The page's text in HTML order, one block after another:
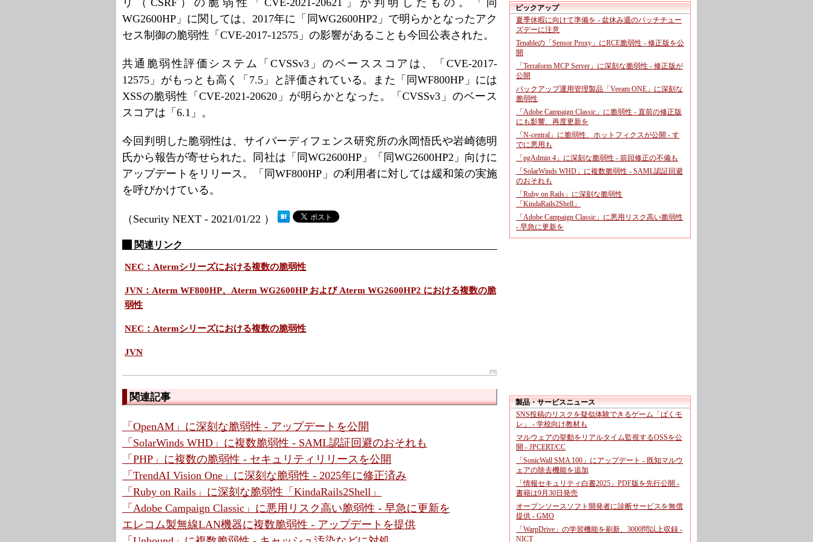
リ（CSRF）の脆弱性「CVE-2021-20621」が判明したもの。「同
WG2600HP」に関しては、2017年に「同WG2600HP2」で明らかとなったアク
セス制御の脆弱性「CVE-2017-12575」の影響があることも今回公表された。
共通脆弱性評価システム「CVSSv3」のベーススコアは、「CVE-2017-
12575」がもっとも高く「7.5」と評価されている。また「同WF800HP」には
XSSの脆弱性「CVE-2021-20620」が明らかとなった。「CVSSv3」のベース
スコアは「6.1」。
今回判明した脆弱性は、サイバーディフェンス研究所の永岡悟氏や岩崎徳明
氏から報告が寄せられた。同社は「同WG2600HP」「同WG2600HP2」向けに
アップデートをリリース。「同WF800HP」の利用者に対しては緩和策の実施
を呼びかけている。
（Security NEXT - 2021/01/22 ）
関連リンク
NEC：Atermシリーズにおける複数の脆弱性
JVN：Aterm WF800HP、Aterm WG2600HP および Aterm WG2600HP2 における複数の脆
弱性
NEC：Atermシリーズにおける複数の脆弱性
JVN
PR
関連記事
「OpenAM」に深刻な脆弱性 - アップデートを公開
「SolarWinds WHD」に複数脆弱性 - SAML認証回避のおそれも
「PHP」に複数の脆弱性 - セキュリティリリースを公開
「TrendAI Vision One」に深刻な脆弱性 - 2025年に修正済み
「Ruby on Rails」に深刻な脆弱性「KindaRails2Shell」
「Adobe Campaign Classic」に悪用リスク高い脆弱性 - 早急に更新を
エレコム製無線LAN機器に複数脆弱性 - アップデートを提供
ピックアップ
夏季休暇に向けて準備を - 盆休み週のパッチチュー
ズデーに注意
Tenableの「Sensor Proxy」にRCE脆弱性 - 修正版を公
開
「Terraform MCP Server」に深刻な脆弱性 - 修正版が
公開
バックアップ運用管理製品「Veeam ONE」に深刻な
脆弱性
「Adobe Campaign Classic」に脆弱性 - 直前の修正版
にも影響、再度更新を
「N-central」に脆弱性、ホットフィクスが公開 - す
でに悪用も
「pgAdmin 4」に深刻な脆弱性 - 前回修正の不備も
「SolarWinds WHD」に複数脆弱性 - SAML認証回避
のおそれも
「Ruby on Rails」に深刻な脆弱性
「KindaRails2Shell」
「Adobe Campaign Classic」に悪用リスク高い脆弱性
- 早急に更新を
製品・サービスニュース
SNS投稿のリスクを疑似体験できるゲーム「ばくモ
レ」 - 学校向け教材も
マルウェアの挙動をリアルタイム監視するOSSを公
開 - JPCERT/CC
「SonicWall SMA 100」にアップデート - 既知マルウ
ェアの除去機能を追加
「情報セキュリティ白書2025」PDF版を先行公開 -
書籍は9月30日発売
オープンソースソフト開発者に診断サービスを無償
提供 - GMO
「WarpDrive」の学習機能を刷新、3000問以上収録 -
NICT